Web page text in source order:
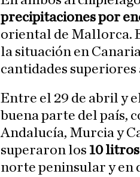
precipitaciones por
oriental de Mallorca.
la situación en
cantidades
Entre el 29 de abril y
buena parte del país,
Andalucía, Murcia y
superaron los 10
norte peninsular y en